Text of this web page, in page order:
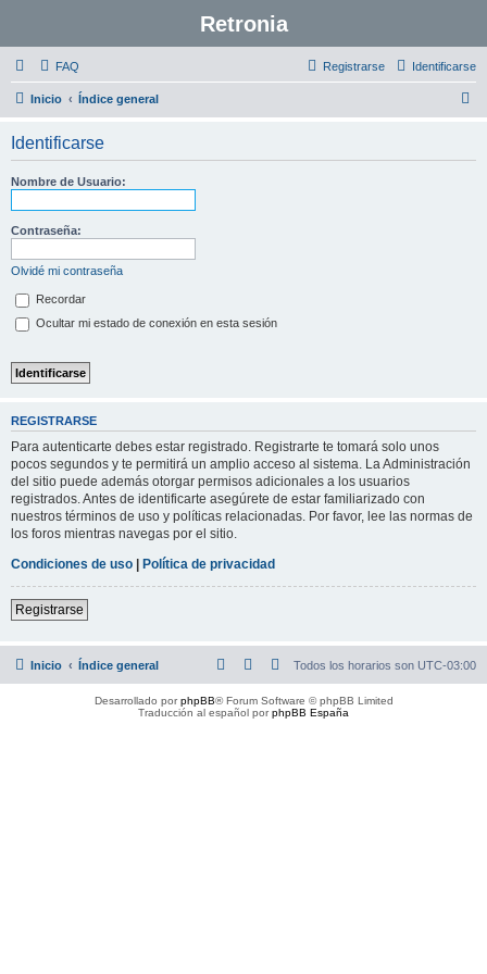
Retronia
FAQ Identificarse
Registrarse
Inicio Índice general
Identificarse
Nombre de Usuario:
Contraseña:
Olvidé mi contraseña
Recordar
Ocultar mi estado de conexión en esta sesión
REGISTRARSE
Para autenticarte debes estar registrado. Registrarte te tomará solo unos
pocos segundos y te permitirá un amplio acceso al sistema. La Administración
del sitio puede además otorgar permisos adicionales a los usuarios
registrados. Antes de identificarte asegúrete de estar familiarizado con
nuestros términos de uso y políticas relacionadas. Por favor, lee las normas de
los foros mientras navegas por el sitio.
Condiciones de uso | Política de privacidad
Registrarse
Inicio Índice general Todos los horarios son UTC-03:00
Desarrollado porphpBB® Forum Software © phpBB Limited
Traducción al español porphpBB España